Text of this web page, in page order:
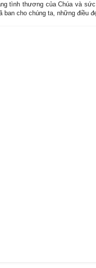
tình thương của Chúa và
cho chúng ta, những điều